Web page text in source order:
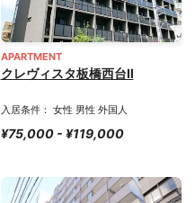
APARTMENT
クレヴィスタ板橋西台Ⅱ
入居条件： 女性 男性 外国人
¥75,000 - ¥119,000